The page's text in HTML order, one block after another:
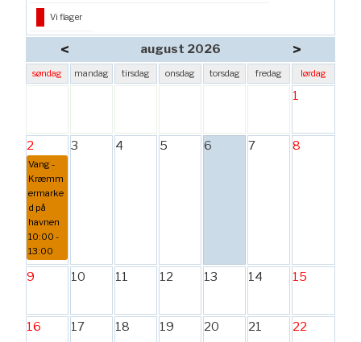
Vi flager
< august 2026 >
søndag mandag tirsdag onsdag torsdag fredag lørdag
1
2
Vang -
Kræmm
ermarke
d på
havnen
10:00 -
13:00
3 4 5 6 7 8
9 10 11 12 13 14 15
16 17 18 19 20 21 22